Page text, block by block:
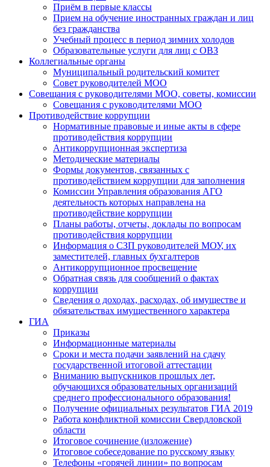
Приём в первые классы
Прием на обучение иностранных граждан и лиц
без гражданства
Учебный процесс в период зимних холодов
Образовательные услуги для лиц с ОВЗ
Коллегиальные органы
Муниципальный родительский комитет
Совет руководителей МОО
Совещания с руководителями МОО, советы, комиссии
Совещания с руководителями МОО
Противодействие коррупции
Нормативные правовые и иные акты в сфере
противодействия коррупции
Антикоррупционная экспертиза
Методические материалы
Формы документов, связанных с
противодействием коррупции для заполнения
Комиссии Управления образования АГО
деятельность которых направлена на
противодействие коррупции
Планы работы, отчеты, доклады по вопросам
противодействия коррупции
Информация о СЗП руководителей МОУ, их
заместителей, главных бухгалтеров
Антикоррупционное просвещение
Обратная связь для сообщений о фактах
коррупции
Сведения о доходах, расходах, об имуществе и
обязательствах имущественного характера
ГИА
Приказы
Информационные материалы
Сроки и места подачи заявлений на сдачу
государственной итоговой аттестации
Вниманию выпускников прошлых лет,
обучающихся образовательных организаций
среднего профессионального образования!
Получение официальных результатов ГИА 2019
Работа конфликтной комиссии Свердловской
области
Итоговое сочинение (изложение)
Итоговое собеседование по русскому языку
Телефоны «горячей линии» по вопросам